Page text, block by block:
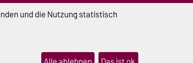
SEITE und die Nutzung statistisch